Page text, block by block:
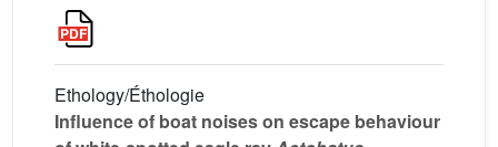
Ethology/Éthologie
Influence of boat noises on escape behaviour